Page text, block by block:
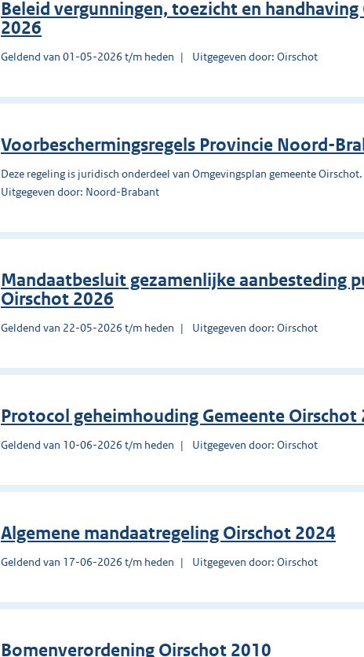
Beleid vergunningen, toezicht en
2026
Geldend van 01-05-2026 t/m heden Uitgegeven door: Oirschot
Voorbeschermingsregels Provincie Noord-
Deze regeling is juridisch onderdeel van Omgevingsplan gemeente Oirschot.
Uitgegeven door: Noord-Brabant
Mandaatbesluit gezamenlijke aanbesteding
Oirschot 2026
Geldend van 22-05-2026 t/m heden Uitgegeven door: Oirschot
Protocol geheimhouding Gemeente Oirschot
Geldend van 10-06-2026 t/m heden Uitgegeven door: Oirschot
Algemene mandaatregeling Oirschot 2024
Geldend van 17-06-2026 t/m heden Uitgegeven door: Oirschot
Bomenverordening Oirschot 2010